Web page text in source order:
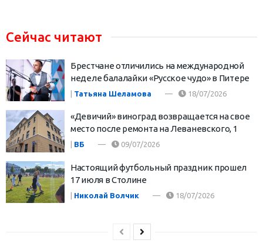
Сейчас читают
Брестчане отличились на международной
неделе балалайки «Русское чудо» в Питере
| Татьяна Шеламова 18/07/2026
«Девичий» виноград возвращается на свое
место после ремонта на Леваневского, 1
ВБ 09/07/2026
Настоящий футбольный праздник прошел
17 июля в Столине
| Николай Волчик 18/07/2026